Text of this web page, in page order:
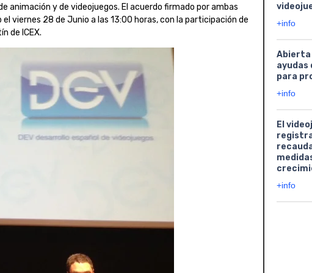
animación y de videojuegos. El acuerdo firmado por ambas
viernes 28 de Junio a las 13:00 horas, con la participación de
de ICEX.
+info
Abierta
ayudas
para
+info
El
+info